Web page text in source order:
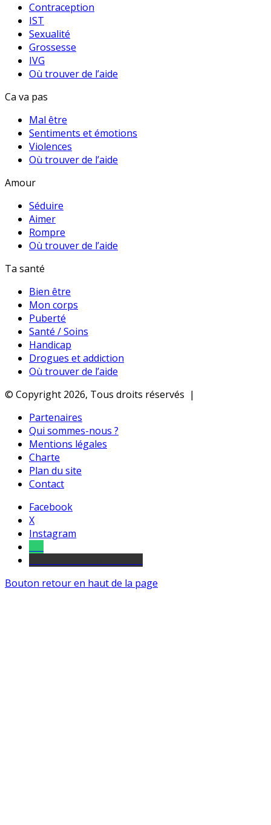
Contraception
IST
Sexualité
Grossesse
IVG
Où trouver de l’aide
Ca va pas
Mal être
Sentiments et émotions
Violences
Où trouver de l’aide
Amour
Séduire
Aimer
Rompre
Où trouver de l’aide
Ta santé
Bien être
Mon corps
Puberté
Santé / Soins
Handicap
Drogues et addiction
Où trouver de l’aide
© Copyright 2026, Tous droits réservés |
Partenaires
Qui sommes-nous ?
Mentions légales
Charte
Plan du site
Contact
Facebook
X
Instagram
Bouton retour en haut de la page